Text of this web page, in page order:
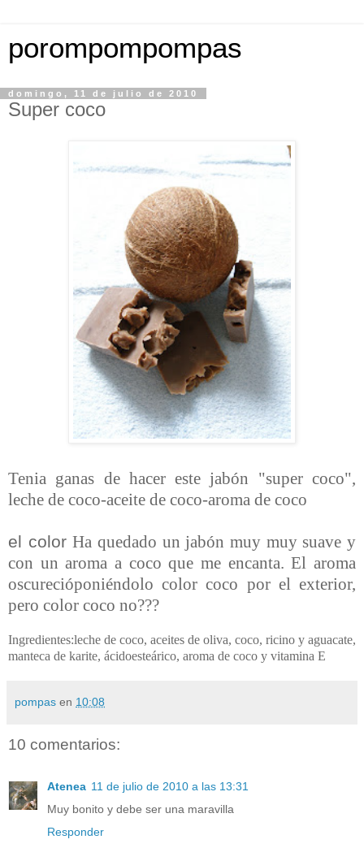
porompompompas
domingo, 11 de julio de 2010
Super coco
Tenia ganas de hacer este jabón "super coco",
leche de coco-aceite de coco-aroma de coco
el colorHa quedado un jabón muy muy suave y
con un aroma a coco que me encanta. El aroma
oscurecióponiéndolo color coco por el exterior,
pero color coco no???
Ingredientes:leche de coco, aceites de oliva, coco, ricino y aguacate,
manteca de karite, ácidoesteárico, aroma de coco y vitamina E
pompas en 10:08
10 comentarios:
Atenea 11 de julio de 2010 a las 13:31
Muy bonito y debe ser una maravilla
Responder